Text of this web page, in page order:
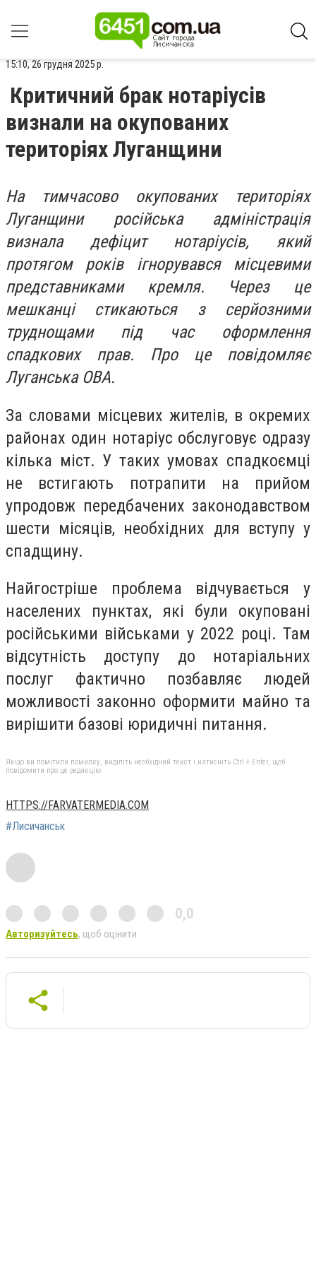
15:10, 26 грудня 2025 р.
Критичний брак нотаріусів
визнали на окупованих
територіях Луганщини
На тимчасово окупованих територіях
Луганщини російська адміністрація
визнала дефіцит нотаріусів, який
протягом років ігнорувався місцевими
представниками кремля. Через це
мешканці стикаються з серйозними
труднощами під час оформлення
спадкових прав. Про це повідомляє
Луганська ОВА.
За словами місцевих жителів, в окремих
районах один нотаріус обслуговує одразу
кілька міст. У таких умовах спадкоємці
не встигають потрапити на прийом
упродовж передбачених законодавством
шести місяців, необхідних для вступу у
спадщину.
Найгостріше проблема відчувається у
населених пунктах, які були окуповані
російськими військами у 2022 році. Там
відсутність доступу до нотаріальних
послуг фактично позбавляє людей
можливості законно оформити майно та
вирішити базові юридичні питання.
Якщо ви помітили помилку, виділіть необхідний текст і натисніть Ctrl + Enter, щоб
повідомити про це редакцію
HTTPS://FARVATERMEDIA.COM
#Лисичанськ
0,0
Авторизуйтесь, щоб оцінити